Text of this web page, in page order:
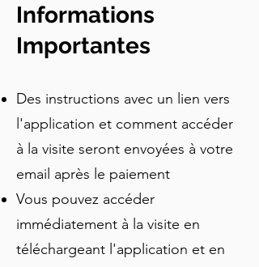
dressant toutes à quelques rues l'une
de l'autre. Cette visite autoguidée
retrace deux mille ans de pouvoir, de
médiévale qui a survécu à la Seconde
Guerre mondiale presque intacte, lui
valant ainsi un double statut de
patrimoine mondial de l'UNESCO.
Informations
Importantes
Des instructions avec un lien vers
l'application et comment accéder
à la visite seront envoyées à votre
email après le paiement
Vous pouvez accéder
immédiatement à la visite en
téléchargeant l'application et en